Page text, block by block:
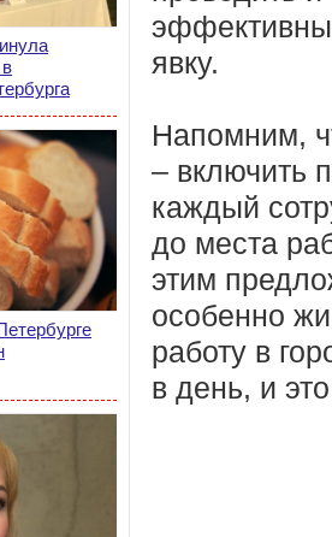
явку.
Напомним,
– включить
каждый
до места
этим
особенно
работу в
в день, и